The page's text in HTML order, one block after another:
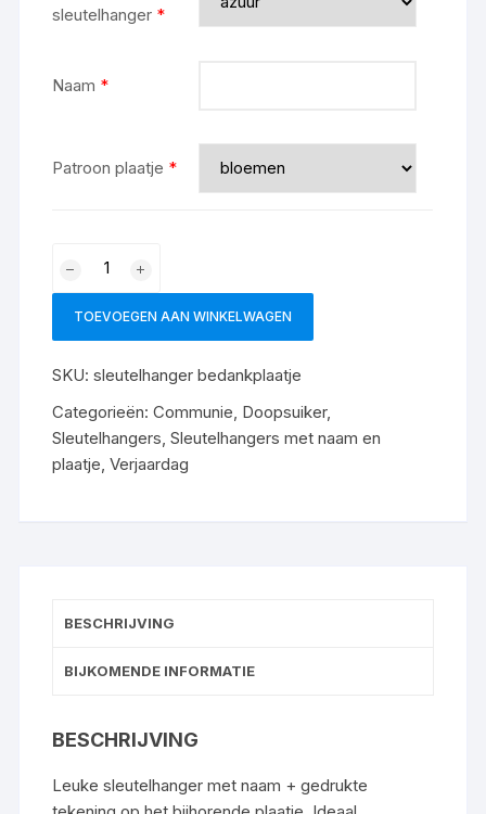
sleutelhanger *
Naam *
Patroon plaatje *
TOEVOEGEN AAN WINKELWAGEN
SKU:sleutelhanger bedankplaatje
Categorieën:Communie Doopsuiker,
Sleutelhangers ,Sleutelhangers met naam en
plaatje ,Verjaardag
BESCHRIJVING
BIJKOMENDE INFORMATIE
BESCHRIJVING
Leuke sleutelhanger met naam + gedrukte